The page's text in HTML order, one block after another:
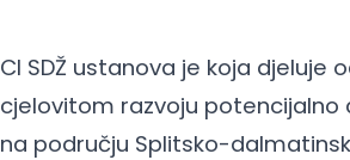
CI SDŽ ustanova je koja djeluje
cjelovitom razvoju
na području Splitsko-